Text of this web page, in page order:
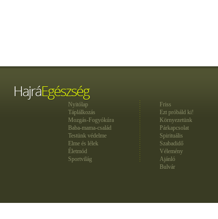
Nyitólap
Táplálkozás
Mozgás-Fogyókúra
Baba-mama-család
Testünk védelme
Elme és lélek
Életmód
Sportvilág
Friss
Ezt próbáld ki!
Környezetünk
Párkapcsolat
Spirituális
Szabadidő
Vélemény
Ajánló
Bulvár